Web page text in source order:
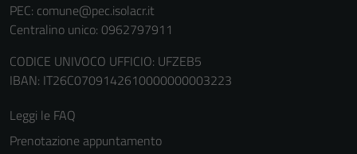
PEC: comune@pec.isolacr.it
Centralino unico: 0962797911
CODICE UNIVOCO UFFICIO: UFZEB5
IBAN: IT26C0709142610000000003223
Leggi le FAQ
Prenotazione appuntamento
Cookie policy